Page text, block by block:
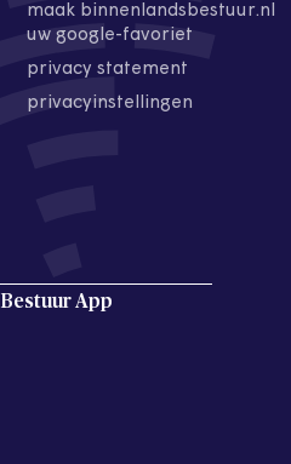
maak binnenlandsbestuur.nl
uw google-favoriet
privacy statement
privacyinstellingen
App